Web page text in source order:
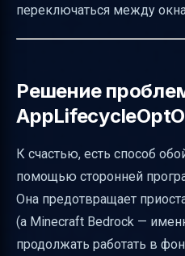
переключаться между
Решение
К счастью, есть способ
помощью сторонней
Она предотвращает
(а Minecraft Bedrock —
продолжать работать в